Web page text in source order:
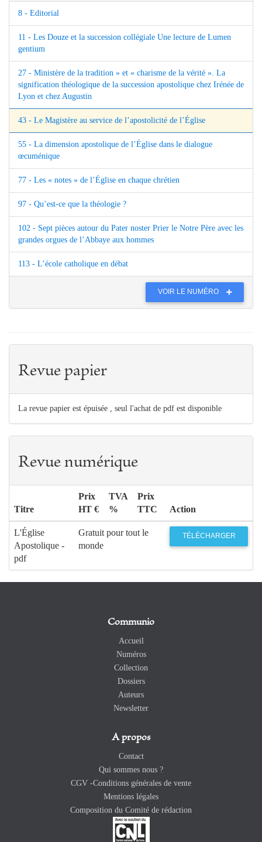
8 - Editorial
11 - Les Douze et la succession collégiale Une lecture de Lumen
gentium
27 - Ministère de la tradition » et « charisme de la vérité ». La
signification théologique de la succession apostolique chez Irénée de
Lyon et chez Augustin
43 - Le Magistère au service de l’apostolicité de l’Église
55 - La dimension apostolique de l’Église dans le dialogue
œcuménique
77 - Les « notes » de l’Église en chaque chrétien
97 - Qu’est-ce que la théologie ?
102 - Sept pièces autour du Pater noster Prier le Notre Père avec les
grandes orgues de l’Abbaye aux hommes
113 - L’école catholique en débat
VOIR LE NUMÉRO
Revue papier
La revue papier est épuisée , seul l'achat de pdf est disponible
Revue numérique
Titre
Prix
HT €
TVA
%
Prix
TTC
Action
L'Église
Apostolique -
pdf
Gratuit pour tout le
monde
TÉLÉCHARGER
Communio
Accueil
Numéros
Collection
Dossiers
Auteurs
Newsletter
A propos
Contact
Qui sommes nous ?
CGV -Conditions générales de vente
Mentions légales
Composition du Comité de rédaction